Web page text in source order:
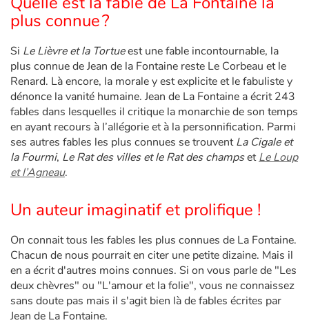
plus connue ?
Si Le Lièvre et la Tortueest une fable incontournable, la
plus connue de Jean de la Fontaine reste Le Corbeau et le
Renard. Là encore, la morale y est explicite et le fabuliste y
dénonce la vanité humaine. Jean de La Fontaine a écrit 243
fables dans lesquelles il critique la monarchie de son temps
en ayant recours à l’allégorie et à la personnification. Parmi
ses autres fables les plus connues se trouventLa Cigale et
la Fourmi, Le Rat des villes et le Rat des champsetLe Loup
et l’Agneau.
Un auteur imaginatif et prolifique !
On connait tous les fables les plus connues de La Fontaine.
Chacun de nous pourrait en citer une petite dizaine. Mais il
en a écrit d'autres moins connues. Si on vous parle de "Les
deux chèvres" ou "L'amour et la folie", vous ne connaissez
sans doute pas mais il s'agit bien là de fables écrites par
Jean de La Fontaine.